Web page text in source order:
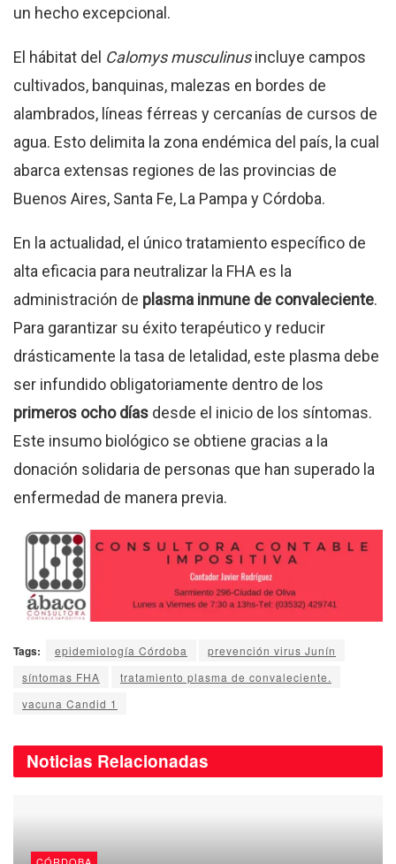
un hecho excepcional.
El hábitat del Calomys musculinusincluye campos
cultivados, banquinas, malezas en bordes de
alambrados, líneas férreas y cercanías de cursos de
agua. Esto delimita la zona endémica del país, la cual
abarca extensas regiones de las provincias de
Buenos Aires, Santa Fe, La Pampa y Córdoba.
En la actualidad, el único tratamiento específico de
alta eficacia para neutralizar la FHA es la
administración de plasma inmune de convaleciente.
Para garantizar su éxito terapéutico y reducir
drásticamente la tasa de letalidad, este plasma debe
ser infundido obligatoriamente dentro de los
primeros ocho días desde el inicio de los síntomas.
Este insumo biológico se obtiene gracias a la
donación solidaria de personas que han superado la
enfermedad de manera previa.
Tags: epidemiología Córdoba
prevención virus Junín
síntomas FHA
tratamiento plasma de convaleciente.
vacuna Candid 1
Noticias Relacionadas